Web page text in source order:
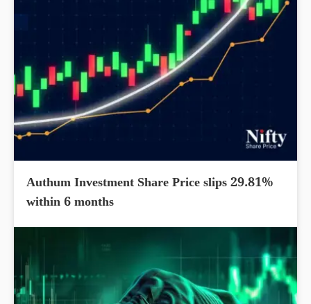
Authum Investment Share Price slips 29.81%
within 6 months